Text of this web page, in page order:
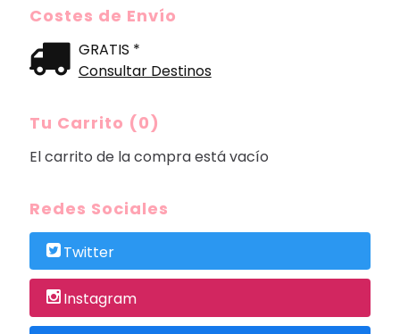
Costes de Envío
GRATIS *
Consultar Destinos
Tu Carrito (0)
El carrito de la compra está vacío
Redes Sociales
Twitter
Instagram